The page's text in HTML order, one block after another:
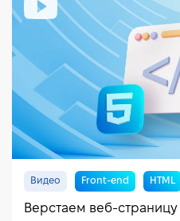
Видео Front-end HTML
Верстаем веб-страницу